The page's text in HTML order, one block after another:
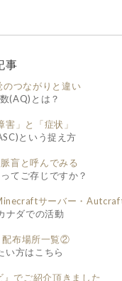
事
つながりと違い
(AQ)とは？
」と「症状」
という捉え方
盲と呼んでみる
てご存じですか？
サーバー・
ナダでの活動
配布場所一覧②
い方はこちら
でご紹介頂きました